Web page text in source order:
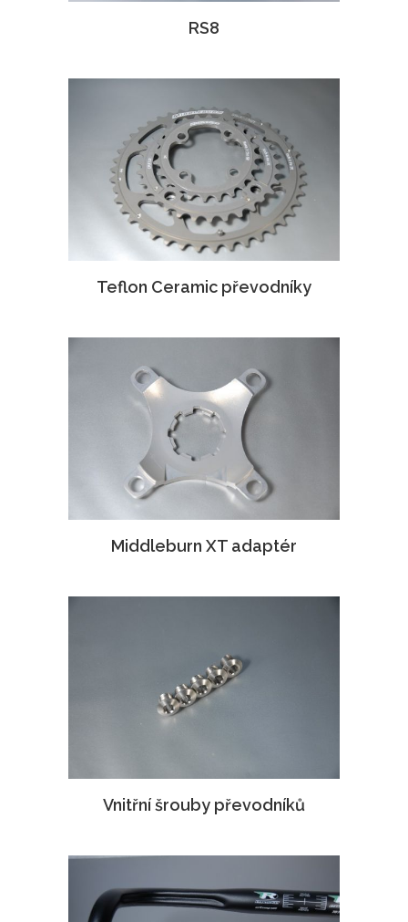
RS8
Teflon Ceramic převodníky
Middleburn XT adaptér
Vnitřní šrouby převodníků